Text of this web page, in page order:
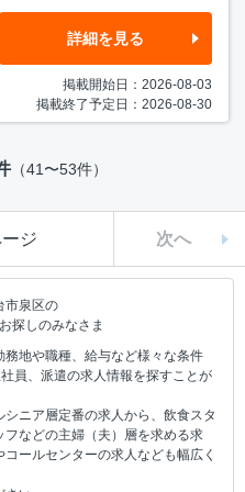
詳細を見る
掲載開始日：2026-08-03
掲載終了予定日：2026-08-30
（41〜53件）
ジ 次へ
市泉区の
探しのみなさま
地や職種、給与など様々な条件
員、派遣の求人情報を探すことが
ニア層定番の求人から、飲食スタ
などの主婦（夫）層を求める求
ールセンターの求人なども幅広く